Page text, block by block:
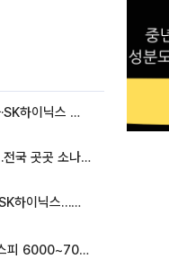
[베스트&워스트] 삼성전자·SK하이닉스 밀린 한 주…상상인증권은 85% 급등
35도 안팎 무더위 이어져…전국 곳곳 소나기 [오늘 날씨]
'불안과 기대 사이' 널뛰는 SK하이닉스…증권가 "HBM4·LTA 기반 펀터멘털 견고"
[주간증시전망] 다음주 코스피 6000~7000⋯“外人 수급은 정책이 변수”